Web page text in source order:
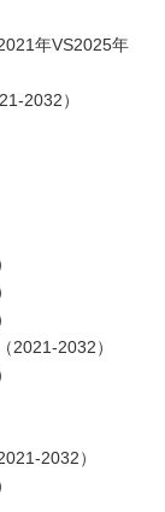
年VS2025年
2032）
2021-2032）
2032）